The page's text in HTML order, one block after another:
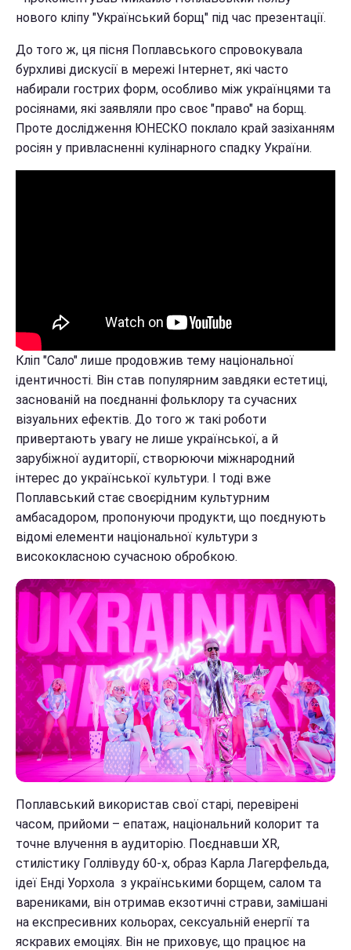
нового кліпу "Український борщ" під час презентації.
До того ж, ця пісня Поплавського спровокувала
бурхливі дискусії в мережі Інтернет, які часто
набирали гострих форм, особливо між українцями та
росіянами, які заявляли про своє "право" на борщ.
Проте дослідження ЮНЕСКО поклало край зазіханням
росіян у привласненні кулінарного спадку України.
Кліп "Сало" лише продовжив тему національної
ідентичності. Він став популярним завдяки естетиці,
заснованій на поєднанні фольклору та сучасних
візуальних ефектів. До того ж такі роботи
привертають увагу не лише української, а й
зарубіжної аудиторії, створюючи міжнародний
інтерес до української культури. І тоді вже
Поплавський стає своєрідним культурним
амбасадором, пропонуючи продукти, що поєднують
відомі елементи національної культури з
висококласною сучасною обробкою.
Поплавський використав свої старі, перевірені
часом, прийоми – епатаж, національний колорит та
точне влучення в аудиторію. Поєднавши ХR,
стилістику Голлівуду 60-х, образ Карла Лагерфельда,
ідеї Енді Уорхола з українськими борщем, салом та
варениками, він отримав екзотичні страви, замішані
на експресивних кольорах, сексуальній енергії та
яскравих емоціях. Він не приховує, що працює на